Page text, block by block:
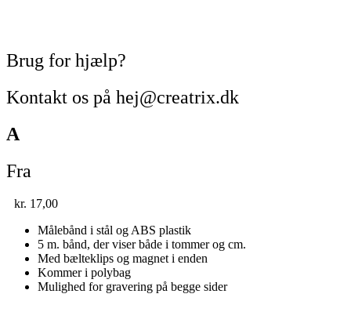
Brug for hjælp?
Kontakt os på hej@creatrix.dk
A
Fra
kr. 17,00
Målebånd i stål og ABS plastik
5 m. bånd, der viser både i tommer og cm.
Med bælteklips og magnet i enden
Kommer i polybag
Mulighed for gravering på begge sider